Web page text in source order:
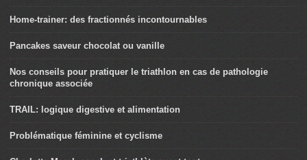
Home-trainer: des fractionnés incontournables
Pancakes saveur chocolat ou vanille
Nos conseils pour pratiquer le triathlon en cas de pathologie
chronique associée
TRAIL: logique digestive et alimentation
Problématique féminine et cyclisme